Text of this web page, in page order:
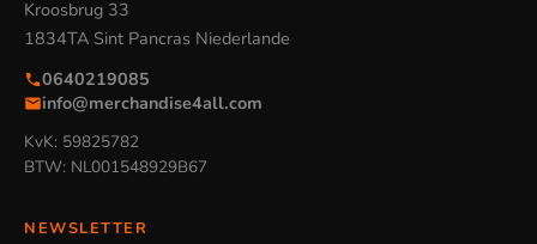
Kroosbrug 33
1834TA Sint Pancras Niederlande
0640219085
info@merchandise4all.com
KvK: 59825782
BTW: NL001548929B67
NEWSLETTER